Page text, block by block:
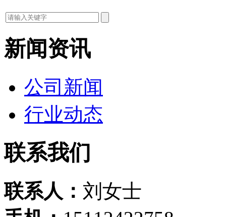
新闻资讯
公司新闻
行业动态
联系我们
联系人： 刘女士